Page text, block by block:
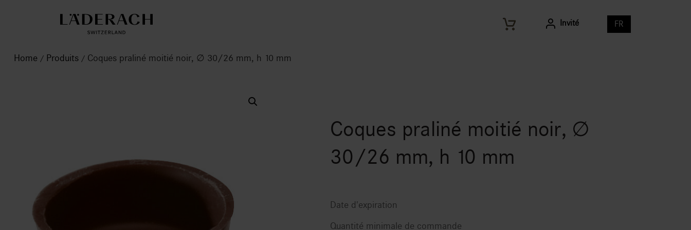
Invité FR
Home / Produits / Coques praliné moitié noir, ∅ 30/26 mm, h 10 mm
Coques praliné moitié noir, ∅
30/26 mm, h 10 mm
Date d'expiration
Quantité minimale de commande